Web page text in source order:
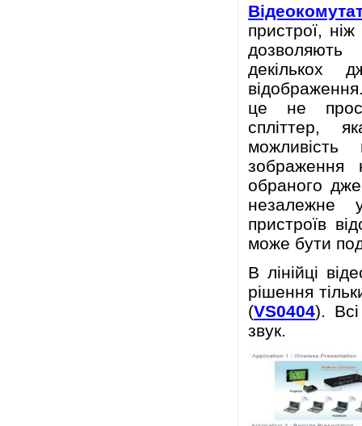
пристрої,
дозволяють
декількох
це не
спліттер,
зображення
обраного
незалежне
пристроїв
може бути
В лінійці
рішення
(VS0404).
звук.